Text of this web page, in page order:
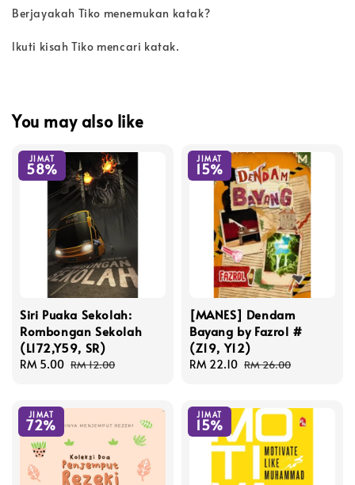
Berjayakah Tiko menemukan katak?
lkuti kisah Tiko mencari katak.
You may also like
JIMAT
58%
Siri Puaka Sekolah:
Rombongan Sekolah
(L172,Y59, SR)
Sale
RM 5.00 Regular
RM 12.00
JIMAT
15%
[MANES] Dendam
Bayang by Fazrol #
(Z19, Y12)
Sale
RM 22.10 Regular
RM 26.00
JIMAT
72%
JIMAT
15%